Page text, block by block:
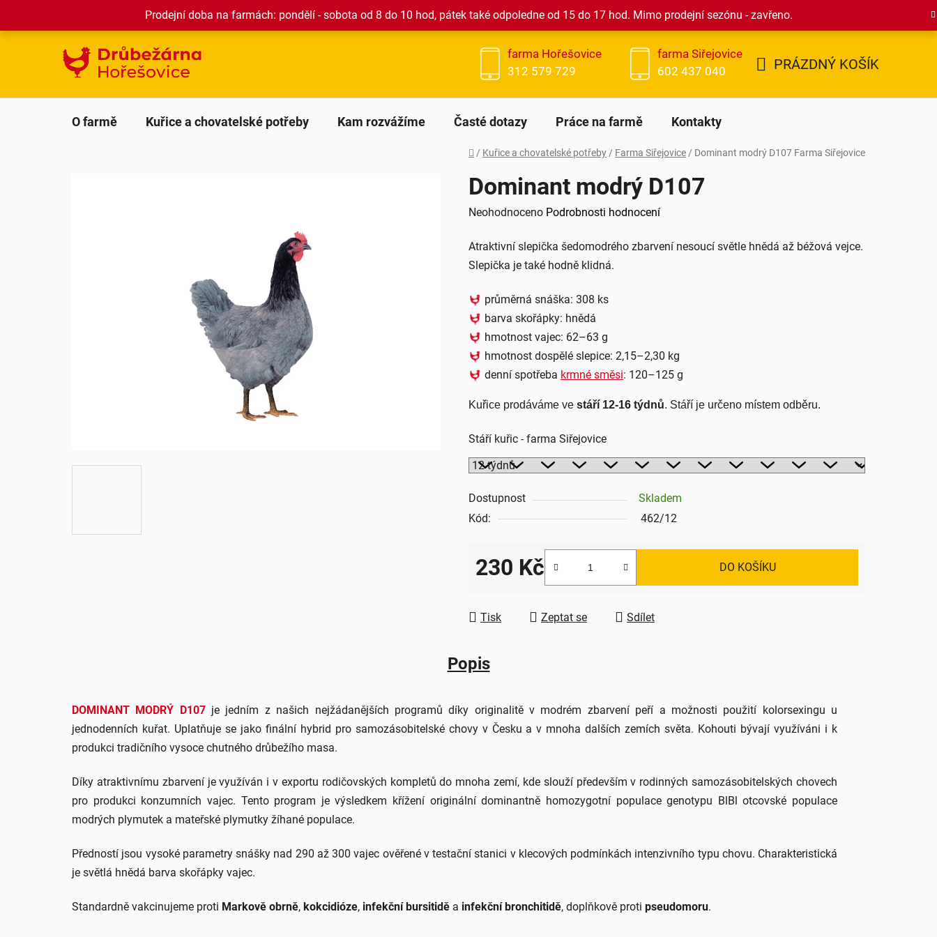
obsah
Prodejní doba na farmách: pondělí - sobota od 8 do 10 hod, pátek také odpoledne od 15 do 17 hod. Mimo prodejní sezónu - zavřeno.
PRÁZDNÝ KOŠÍK
farma Hořešovice
312 579 729
farma Siřejovice
602 437 040
O farmě Kuřice a chovatelské potřeby Kam rozvážíme Časté dotazy Práce na farmě Kontakty
Domů
/ Kuřice a chovatelské potřeby / Farma Siřejovice / Dominant modrý D107 Farma Siřejovice
Dominant modrý D107
Průměrné
produktu
je
z
5
hvězdiček.
Neohodnoceno Podrobnosti hodnocení
Atraktivní slepička šedomodrého zbarvení nesoucí světle hnědá až béžová vejce.
Slepička je také hodně klidná.
průměrná snáška: 308 ks
barva skořápky: hnědá
hmotnost vajec: 62–63 g
hmotnost dospělé slepice: 2,15–2,30 kg
denní spotřeba krmné směsi: 120–125 g
Kuřice prodáváme ve stáří 12-16 týdnů. Stáří je určeno místem odběru.
Stáří kuřic - farma Siřejovice
Dostupnost
Skladem
Kód:
462/12
230 Kč DO KOŠÍKU
Tisk Zeptat se Sdílet
Popis
DOMINANT MODRÝ D107je jedním z našich nejžádanějších programů díky originalitě v modrém zbarvení peří a možnosti použití kolorsexingu u
jednodenních kuřat. Uplatňuje se jako finální hybrid pro samozásobitelské chovy v Česku a v mnoha dalších zemích světa. Kohouti bývají využíváni i k
produkci tradičního vysoce chutného drůbežího masa.
Díky atraktivnímu zbarvení je využíván i v exportu rodičovských kompletů do mnoha zemí, kde slouží především v rodinných samozásobitelských chovech
pro produkci konzumních vajec. Tento program je výsledkem křížení originální dominantně homozygotní populace genotypu BlBl otcovské populace
modrých plymutek a mateřské plymutky žíhané populace.
Předností jsou vysoké parametry snášky nad 290 až 300 vajec ověřené v testační stanici v klecových podmínkách intenzivního typu chovu. Charakteristická
je světlá hnědá barva skořápky vajec.
Standardně vakcinujeme proti Markově obrně, kokcidióze, infekční bursitidě a infekční bronchitidě, doplňkově proti pseudomoru.